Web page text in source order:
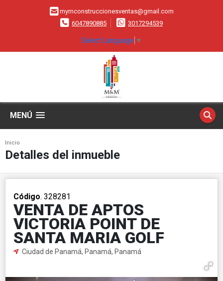
mymconstruccionesventas@gmail.com
6047890885
3017294539
Select Language ▼
MENÚ
Inicio
Detalles del inmueble
Código. 328281
VENTA DE APTOS
VICTORIA POINT DE
SANTA MARIA GOLF
Ciudad de Panamá, Panamá, Panamá